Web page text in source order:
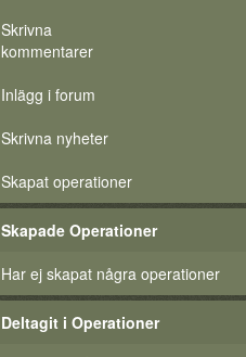
Skrivna
kommentarer
Inlägg i forum
Skrivna nyheter
Skapat operationer
Skapade Operationer
Har ej skapat några operationer
Deltagit i Operationer